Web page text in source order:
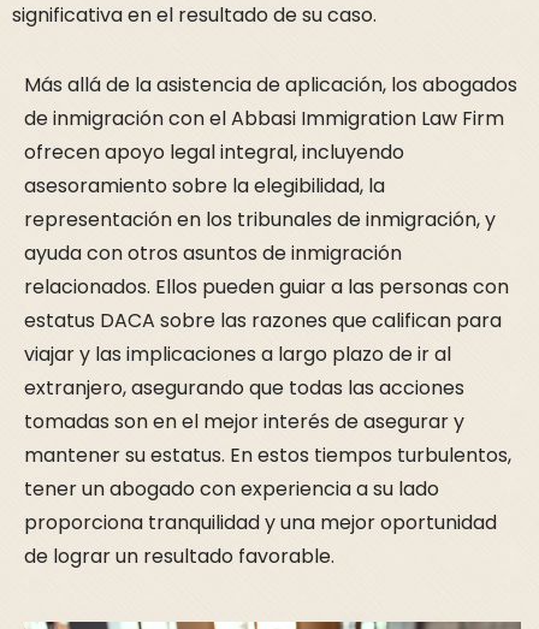
significativa en el resultado de su caso.
Más allá de la asistencia de aplicación, los abogados
de inmigración con el Abbasi Immigration Law Firm
ofrecen apoyo legal integral, incluyendo
asesoramiento sobre la elegibilidad, la
representación en los tribunales de inmigración, y
ayuda con otros asuntos de inmigración
relacionados. Ellos pueden guiar a las personas con
estatus DACA sobre las razones que califican para
viajar y las implicaciones a largo plazo de ir al
extranjero, asegurando que todas las acciones
tomadas son en el mejor interés de asegurar y
mantener su estatus. En estos tiempos turbulentos,
tener un abogado con experiencia a su lado
proporciona tranquilidad y una mejor oportunidad
de lograr un resultado favorable.